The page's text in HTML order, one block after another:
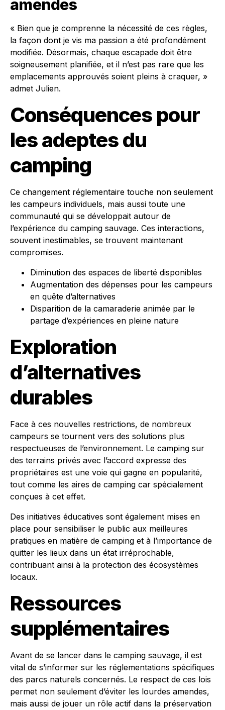
amendes
« Bien que je comprenne la nécessité de ces règles,
la façon dont je vis ma passion a été profondément
modifiée. Désormais, chaque escapade doit être
soigneusement planifiée, et il n’est pas rare que les
emplacements approuvés soient pleins à craquer, »
admet Julien.
Conséquences pour
les adeptes du
camping
Ce changement réglementaire touche non seulement
les campeurs individuels, mais aussi toute une
communauté qui se développait autour de
l’expérience du camping sauvage. Ces interactions,
souvent inestimables, se trouvent maintenant
compromises.
Diminution des espaces de liberté disponibles
Augmentation des dépenses pour les campeurs
en quête d’alternatives
Disparition de la camaraderie animée par le
partage d’expériences en pleine nature
Exploration
d’alternatives
durables
Face à ces nouvelles restrictions, de nombreux
campeurs se tournent vers des solutions plus
respectueuses de l’environnement. Le camping sur
des terrains privés avec l’accord expresse des
propriétaires est une voie qui gagne en popularité,
tout comme les aires de camping car spécialement
conçues à cet effet.
Des initiatives éducatives sont également mises en
place pour sensibiliser le public aux meilleures
pratiques en matière de camping et à l’importance de
quitter les lieux dans un état irréprochable,
contribuant ainsi à la protection des écosystèmes
locaux.
Ressources
supplémentaires
Avant de se lancer dans le camping sauvage, il est
vital de s’informer sur les réglementations spécifiques
des parcs naturels concernés. Le respect de ces lois
permet non seulement d’éviter les lourdes amendes,
mais aussi de jouer un rôle actif dans la préservation